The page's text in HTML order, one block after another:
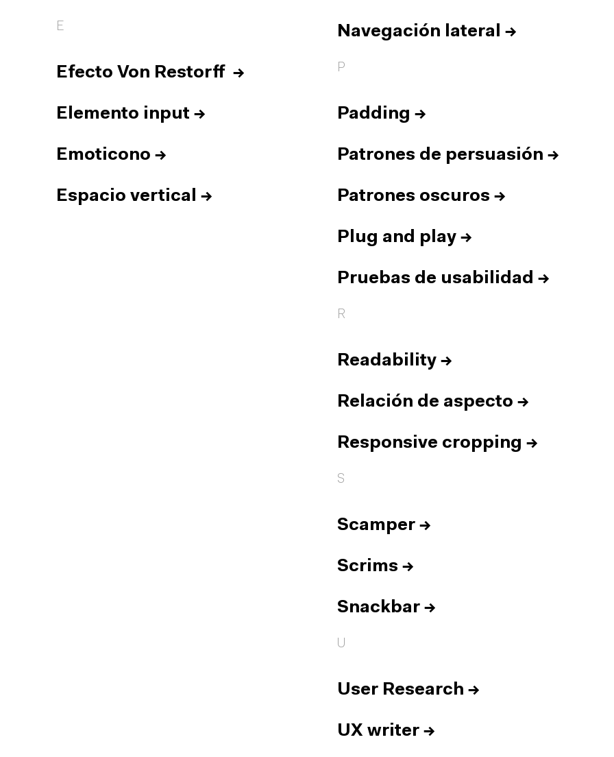
E
Efecto Von Restorff →
Elemento input →
Emoticono →
Espacio vertical →
Navegación lateral →
P
Padding →
Patrones de persuasión →
Patrones oscuros →
Plug and play →
Pruebas de usabilidad →
R
Readability →
Relación de aspecto →
Responsive cropping →
S
Scamper →
Scrims →
Snackbar →
U
User Research →
UX writer →